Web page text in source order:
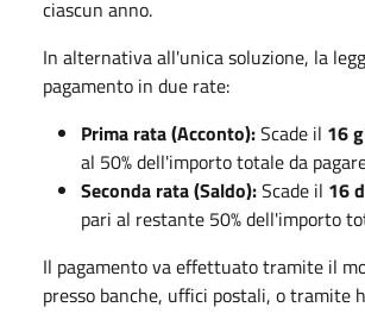
ciascun anno.
In alternativa all'unica soluzione, la
pagamento in due rate:
Prima rata (Acconto):Scade il 16
al 50% dell'importo totale da
Seconda rata (Saldo):Scade il 16
pari al restante 50% dell'importo
Il pagamento va effettuato tramite il
presso banche, uffici postali, o tramite